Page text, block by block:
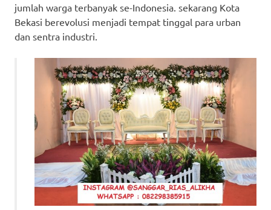
jumlah warga terbanyak se-Indonesia. sekarang Kota
Bekasi berevolusi menjadi tempat tinggal para urban
dan sentra industri.